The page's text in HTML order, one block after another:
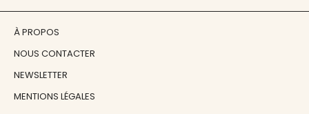
À PROPOS
NOUS CONTACTER
NEWSLETTER
MENTIONS LÉGALES